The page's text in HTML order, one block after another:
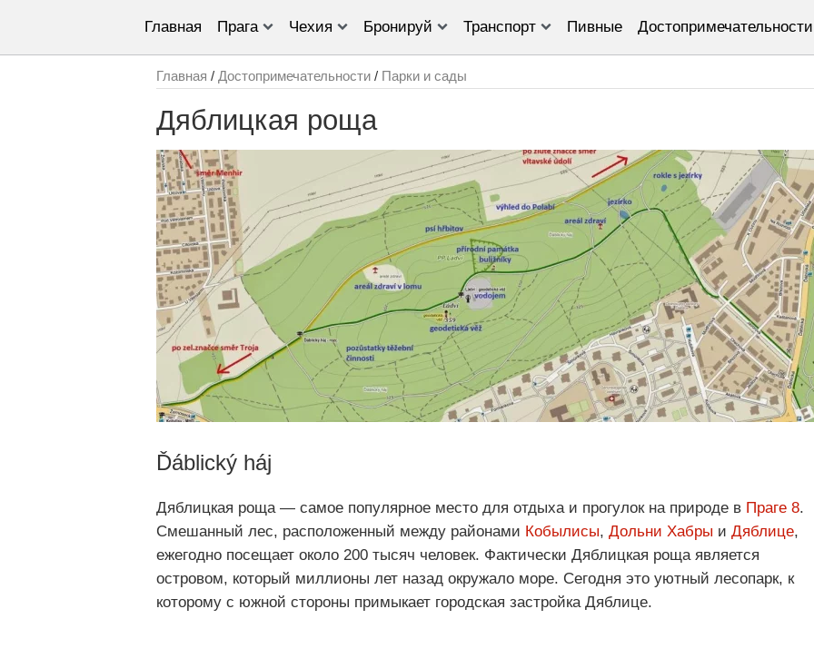
Главная Прага Чехия Бронируй Транспорт Пивные Достопримечательности
Главная / Достопримечательности / Парки и сады
Дяблицкая роща
Ďáblický háj
Дяблицкая роща — самое популярное место для отдыха и прогулок на природе в Праге 8.
Смешанный лес, расположенный между районами Кобылисы, Дольни Хабры и Дяблице,
ежегодно посещает около 200 тысяч человек. Фактически Дяблицкая роща является
островом, который миллионы лет назад окружало море. Сегодня это уютный лесопарк, к
которому с южной стороны примыкает городская застройка Дяблице.